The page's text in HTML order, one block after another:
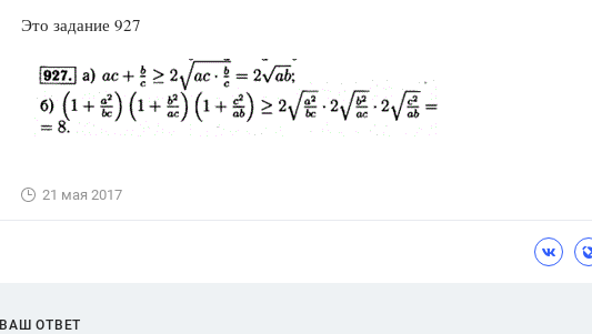
Это задание 927
21 мая 2017
ВАШ ОТВЕТ